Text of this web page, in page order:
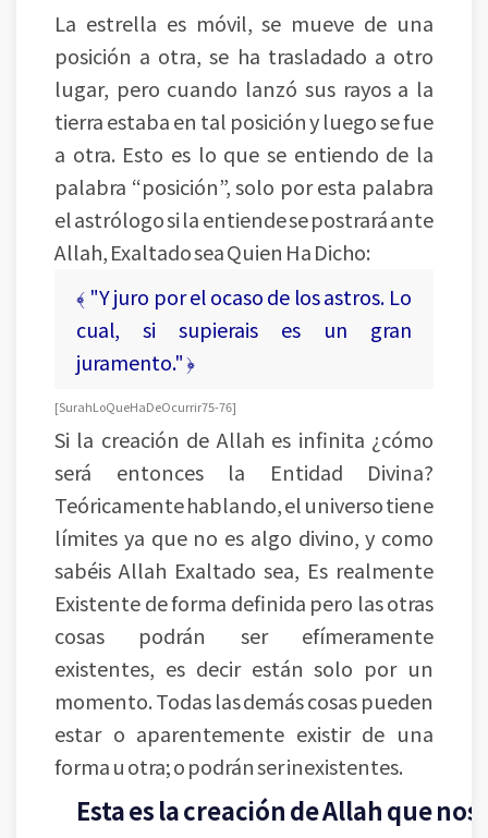
La estrella es móvil, se mueve de una
posición a otra, se ha trasladado a otro
lugar, pero cuando lanzó sus rayos a la
tierra estaba en tal posición y luego se fue
a otra. Esto es lo que se entiendo de la
palabra “posición”, solo por esta palabra
el astrólogo si la entiende se postrará ante
Allah, Exaltado sea Quien Ha Dicho:
﴾ "Y juro por el ocaso de los astros. Lo
cual, si supierais es un gran
juramento." ﴿
[ Surah Lo Que Ha De Ocurrir 75-76 ]
Si la creación de Allah es infinita ¿cómo
será entonces la Entidad Divina?
Teóricamente hablando, el universo tiene
límites ya que no es algo divino, y como
sabéis Allah Exaltado sea, Es realmente
Existente de forma definida pero las otras
cosas podrán ser efímeramente
existentes, es decir están solo por un
momento. Todas las demás cosas pueden
estar o aparentemente existir de una
forma u otra; o podrán ser inexistentes.
Esta es la creación de Allah que